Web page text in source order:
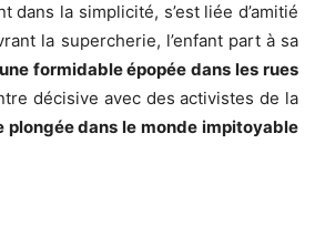
dans la simplicité, s’est liée d’amitié
la supercherie, l’enfant part à sa
une formidable épopée dans les rues
décisive avec des activistes de la
plongée dans le monde impitoyable